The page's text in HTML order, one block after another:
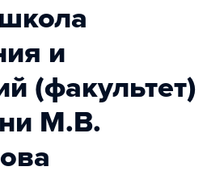
и
(факультет)
М.В.